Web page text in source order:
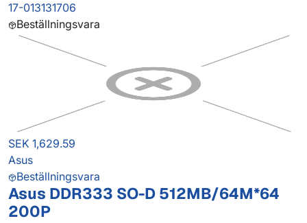
17-013131706
Beställningsvara
SEK 1,629.59
Asus
Beställningsvara
Asus DDR333 SO-D 512MB/64M*64
200P